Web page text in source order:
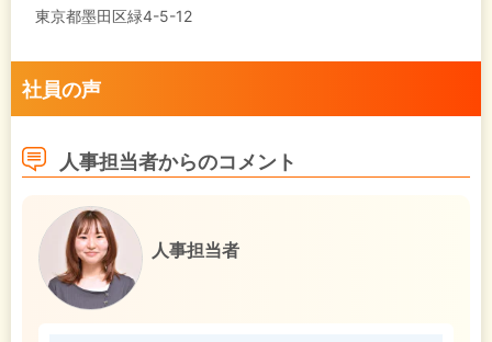
東京都墨田区緑4-5-12
社員の声
人事担当者からのコメント
人事担当者